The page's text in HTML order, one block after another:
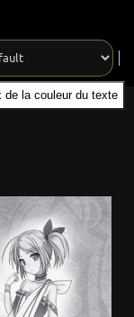
Choix de la couleur du texte